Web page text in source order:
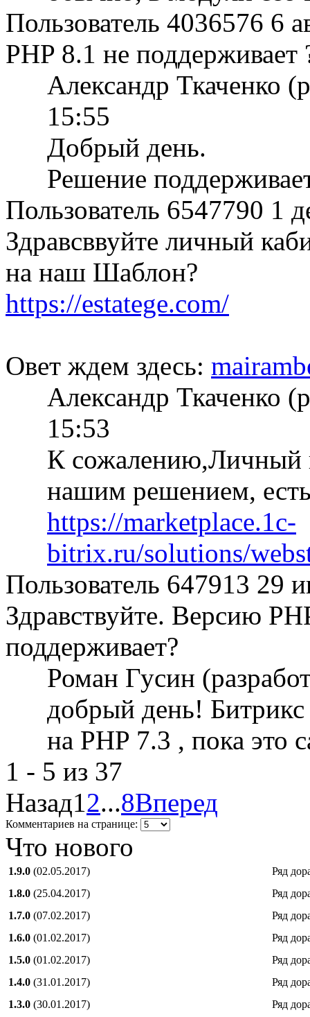
Пользователь 4036576 6
PHP 8.1 не поддерживает
Александр Ткаченко
15:55
Добрый день.
Решение
Пользователь 6547790 1
Здравсввуйте личный
на наш Шаблон?
https://estatege.com/
Овет ждем здесь:
Александр Ткаченко
15:53
К сожалению,Личный
нашим решением,
https://marketplace.1c-
bitrix.ru/solutions/
Пользователь 647913 29
Здравствуйте. Версию
поддерживает?
Роман Гусин
добрый день!
на PHP 7.3 , пока это
1 - 5 из 37
Назад12...8Вперед
Комментариев на странице:
Что нового
1.9.0 (02.05.2017)
Ряд
1.8.0 (25.04.2017)
Ряд
1.7.0 (07.02.2017)
Ряд
1.6.0 (01.02.2017)
Ряд
1.5.0 (01.02.2017)
Ряд
1.4.0 (31.01.2017)
Ряд
1.3.0 (30.01.2017) Ряд